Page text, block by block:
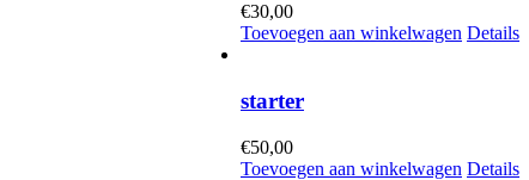
€30,00
Toevoegen aan winkelwagen Details
starter
€50,00
Toevoegen aan winkelwagen Details